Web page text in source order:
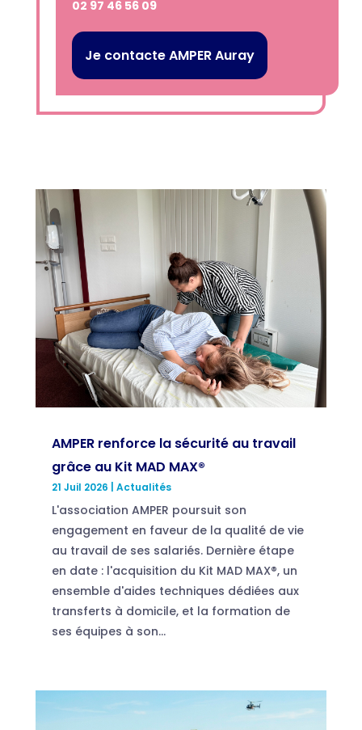
02 97 46 56 09
Je contacte AMPER Auray
AMPER renforce la sécurité au travail
grâce au Kit MAD MAX®
21 Juil 2026 Actualités
L'association AMPER poursuit son
engagement en faveur de la qualité de vie
au travail de ses salariés. Dernière étape
en date : l'acquisition du Kit MAD MAX®, un
ensemble d'aides techniques dédiées aux
transferts à domicile, et la formation de
ses équipes à son...